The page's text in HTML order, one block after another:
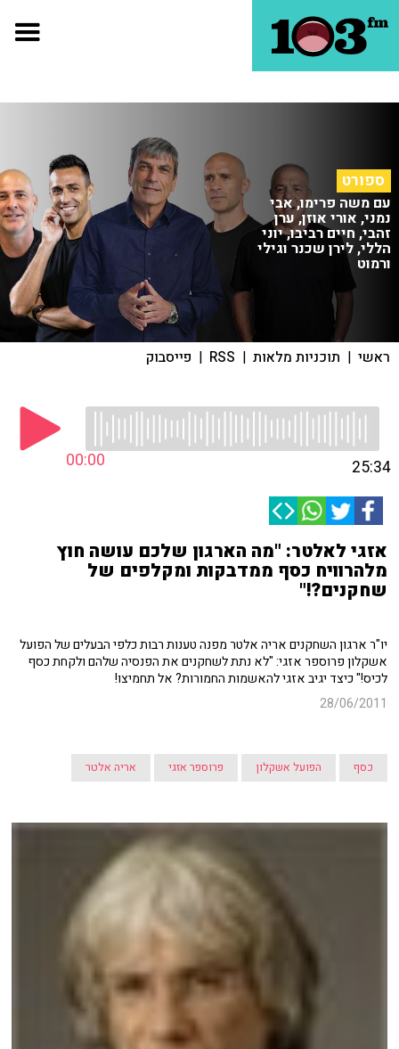
ספורט
עם משה פרימו, אבי
נמני, אורי אוזן, ערן
זהבי, חיים רביבו, יוני
הללי, לירן שכנר וגילי
ורמוט
ראשי | תוכניות מלאות |
RSS
| פייסבוק
00:00 25:34
אזגי לאלטר: "מה הארגון שלכם עושה חוץ
מלהרוויח כסף ממדבקות ומקלפים של
שחקנים?!"
יו"ר ארגון השחקנים אריה אלטר מפנה טענות רבות כלפי הבעלים של הפועל
אשקלון פרוספר אזגי: "לא נתת לשחקנים את הפנסיה שלהם ולקחת כסף
לכיס!" כיצד יגיב אזגי להאשמות החמורות? אל תחמיצו!
28/06/2011
כסף הפועל אשקלון פרוספר אזגי אריה אלטר